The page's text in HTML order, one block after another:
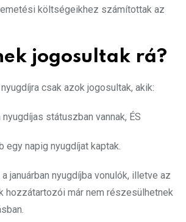
költségeikhez számítottak az
jogosultak rá?
csak azok jogosultak, akik:
státuszban vannak, ÉS
egy napig nyugdíjat kaptak.
januárban nyugdíjba vonulók, illetve az
hozzátartozói már nem részesülhetnek